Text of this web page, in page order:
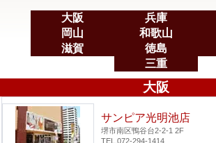
大阪 兵庫
岡山
和歌山
滋賀
徳島
三重
大阪
サンピア光明池店
堺市南区鴨谷台2-2-1 2F
TEL.072-294-1414